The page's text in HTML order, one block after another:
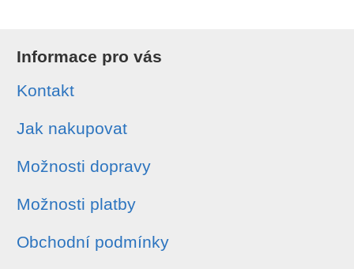
Informace pro vás
Kontakt
Jak nakupovat
Možnosti dopravy
Možnosti platby
Obchodní podmínky